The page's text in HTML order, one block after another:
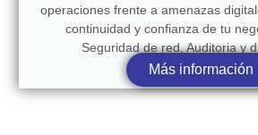
operaciones frente a amenazas
continuidad y confianza de tu
Seguridad de red, Auditoria y
Más información